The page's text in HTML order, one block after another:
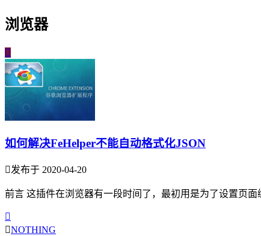
浏览器

如何解决FeHelper不能自动格式化JSON
发布于 2020-04-20
前言 这插件在浏览器有一段时间了，最初用是为了设置页

NOTHING